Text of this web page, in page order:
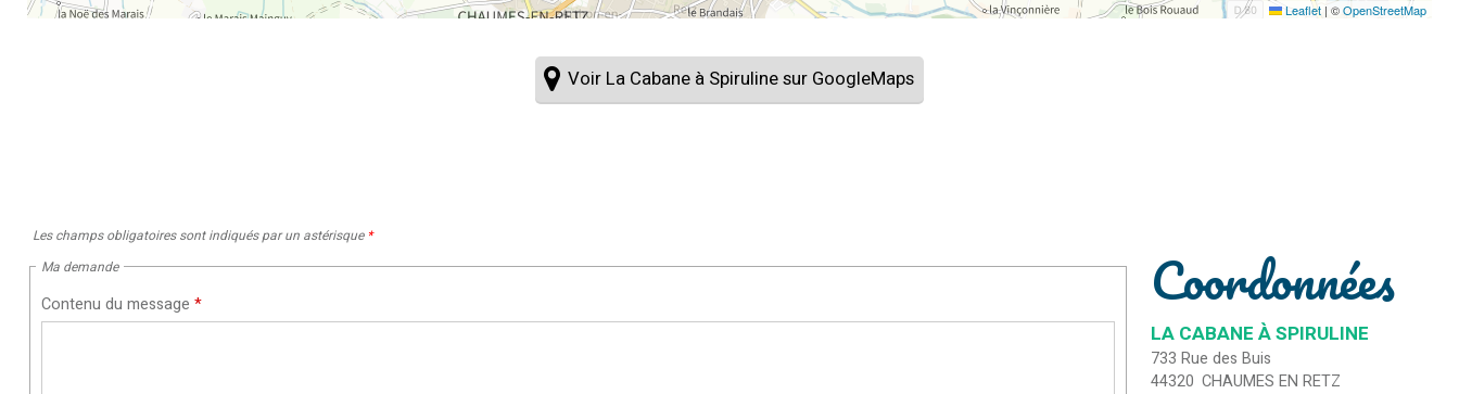
Leaflet | ©OpenStreetMap
Voir La Cabane à Spiruline sur GoogleMaps
Les champs obligatoires sont indiqués par un astérisque *
Ma demande
Contenu du message * Coordonnées
LA CABANE À SPIRULINE
733 Rue des Buis
44320 CHAUMES EN RETZ